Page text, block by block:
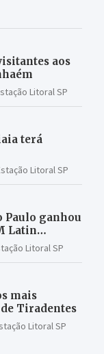
aos
Litoral SP
terá
Litoral SP
Paulo ganhou
Latin
Litoral SP
mais
Tiradentes
Litoral SP